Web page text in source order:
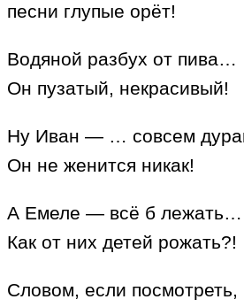
песни глупые орёт!
Водяной разбух от пива…
Он пузатый, некрасивый!
Ну Иван — … совсем
Он не женится никак!
А Емеле — всё б лежать…
Как от них детей рожать?!
Словом, если посмотреть,